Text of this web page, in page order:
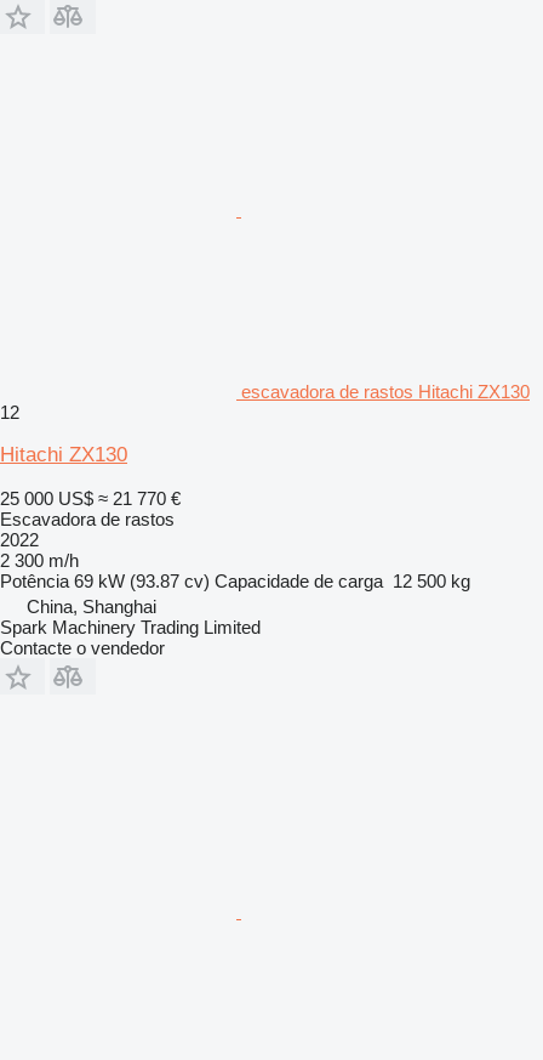
escavadora de rastos Hitachi ZX130
12
Hitachi ZX130
25 000 US$ ≈ 21 770 €
Escavadora de rastos
2022
2 300 m/h
Potência 69 kW (93.87 cv) Capacidade de carga 12 500 kg
China, Shanghai
Spark Machinery Trading Limited
Contacte o vendedor